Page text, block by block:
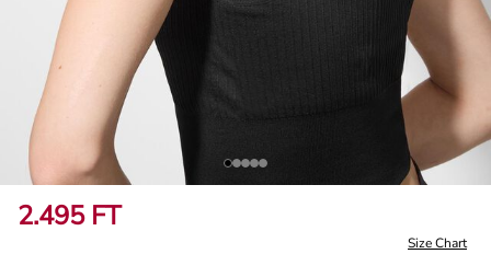
2.495 FT
Size Chart